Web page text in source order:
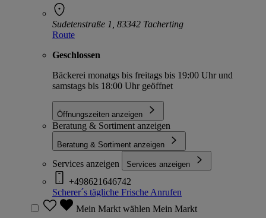
Sudetenstraße 1, 83342 Tacherting
Route
Geschlossen
Bäckerei monatgs bis freitags bis 19:00 Uhr und
samstags bis 18:00 Uhr geöffnet
Öffnungszeiten anzeigen
Beratung & Sortiment anzeigen
Beratung & Sortiment anzeigen
Services anzeigen Services anzeigen
+498621646742
Scherer´s tägliche Frische Anrufen
Mein Markt wählen Mein Markt